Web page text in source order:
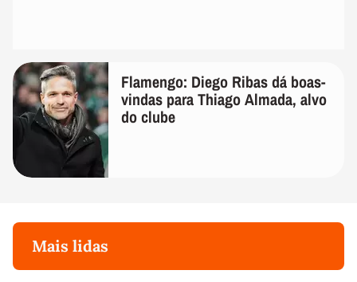
Flamengo: Diego Ribas dá boas-
vindas para Thiago Almada, alvo
do clube
Mais lidas